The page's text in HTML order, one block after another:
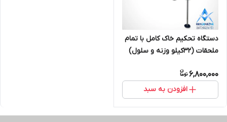
دستگاه تحکیم خاک کامل با تمام
ملحقات (32کیلو وزنه و سلول)
6,800,000
افزودن به سبد